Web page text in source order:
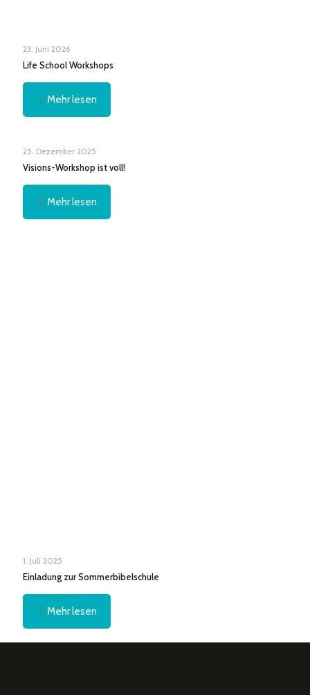
23. Juni 2026
Life School Workshops
Mehr lesen
25. Dezember 2025
Visions-Workshop ist voll!
Mehr lesen
1. Juli 2025
Einladung zur Sommerbibelschule
Mehr lesen